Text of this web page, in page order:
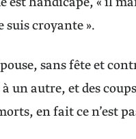
suis croyante ».
sans fête et
un autre, et des
en fait ce n’est